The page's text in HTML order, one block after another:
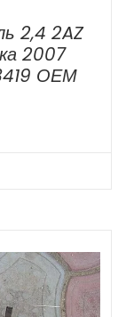
2,4 2AZ
2007
ОЕМ